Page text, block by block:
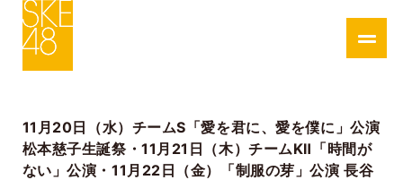
11月20日（水）チームS「愛を君に、愛を僕に」公演
松本慈子生誕祭・11月21日（木）チームKⅡ「時間が
ない」公演・11月22日（金）「制服の芽」公演 長谷